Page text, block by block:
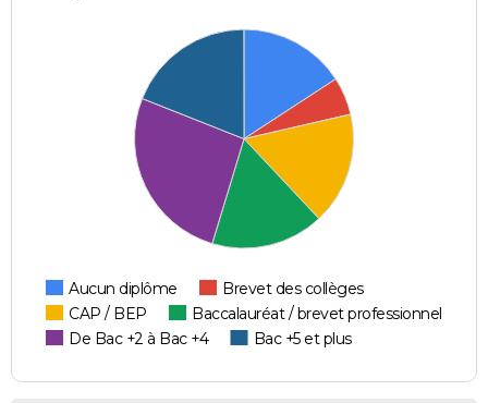
Aucun diplôme
Brevet des collèges
CAP / BEP
Baccalauréat / brevet professionnel
De Bac +2 à Bac +4
Bac +5 et plus